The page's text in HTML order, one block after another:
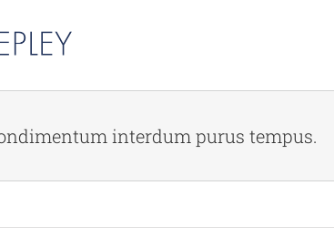
interdum purus tempus.